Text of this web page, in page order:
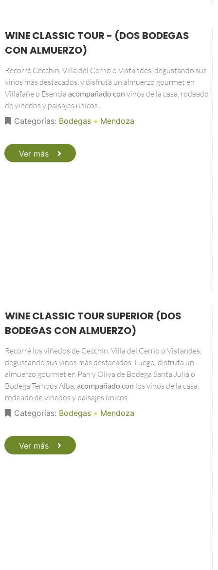
WINE CLASSIC TOUR - (DOS BODEGAS
CON ALMUERZO)
Recorré Cecchin, Villa del Cerno o Vistandes, degustando sus
vinos más destacados, y disfrutá un almuerzo gourmet en
Villafañe o Esencia acompañado con vinos de la casa, rodeado
de viñedos y paisajes únicos.
Categorías: Bodegas • Mendoza
Ver más
WINE CLASSIC TOUR SUPERIOR (DOS
BODEGAS CON ALMUERZO)
Recorré los viñedos de Cecchin, Villa del Cerno o Vistandes,
degustando sus vinos más destacados. Luego, disfruta un
almuerzo gourmet en Pan y Oliva de Bodega Santa Julia o
Bodega Tempus Alba, acompañado con los vinos de la casa,
rodeado de viñedos y paisajes únicos.
Categorías: Bodegas • Mendoza
Ver más